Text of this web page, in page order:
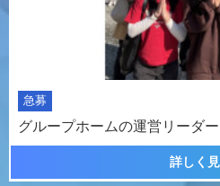
急募
グループホームの運営リーダ
詳しく